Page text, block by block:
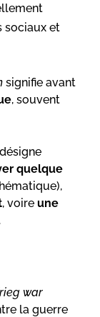
sociaux et
signifie avant
, souvent
désigne
quelque
, voire une
.
war
la guerre